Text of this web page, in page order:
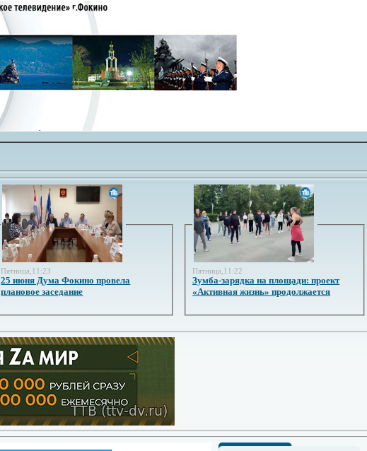
Пятница,11:23
25 июня Дума Фокино провела
плановое заседание
Пятница,11:22
Зумба-зарядка на площади: проект
«Активная жизнь» продолжается